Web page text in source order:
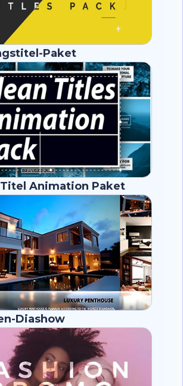
Paket
Animation Paket
Diashow